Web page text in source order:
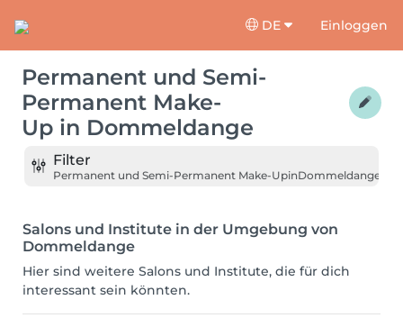
DE Einloggen
Permanent und Semi-
Permanent Make-
Up in Dommeldange
Filter
Permanent und Semi-Permanent Make-UpinDommeldange
Salons und Institute in der Umgebung von
Dommeldange
Hier sind weitere Salons und Institute, die für dich
interessant sein könnten.